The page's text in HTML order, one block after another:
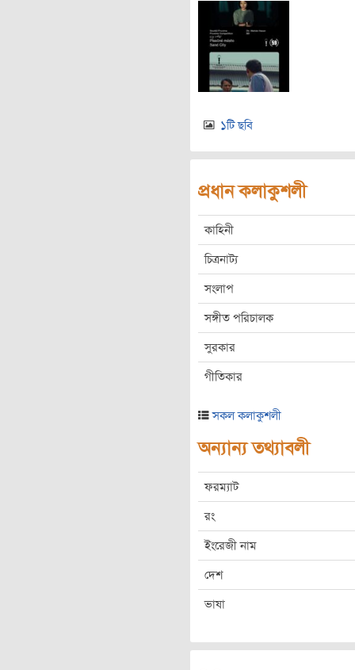
১টি ছবি
প্রধান কলাকুশলী
কাহিনী
চিত্রনাট্য
সংলাপ
সঙ্গীত পরিচালক
সুরকার
গীতিকার
সকল কলাকুশলী
অন্যান্য তথ্যাবলী
ফরম্যাট
রং
ইংরেজী নাম
দেশ
ভাষা